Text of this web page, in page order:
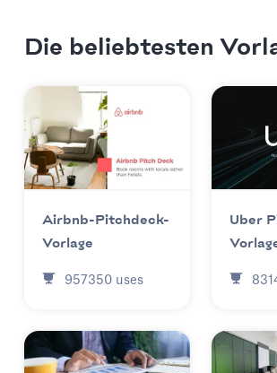
Die beliebtesten
Airbnb-Pitchdeck-
Vorlage
957350 uses
Uber